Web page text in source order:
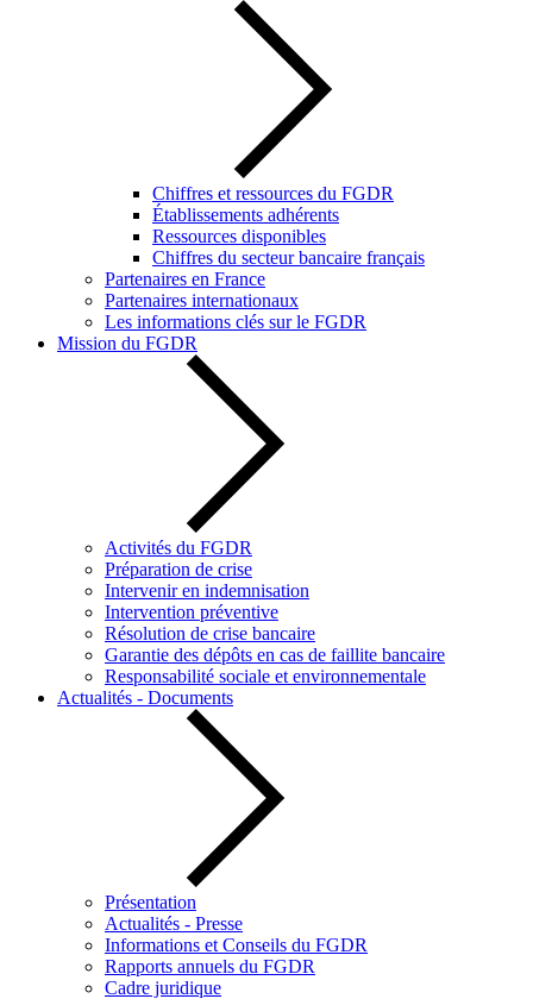
Chiffres et ressources du FGDR
Établissements adhérents
Ressources disponibles
Chiffres du secteur bancaire français
Partenaires en France
Partenaires internationaux
Les informations clés sur le FGDR
Mission du FGDR
Activités du FGDR
Préparation de crise
Intervenir en indemnisation
Intervention préventive
Résolution de crise bancaire
Garantie des dépôts en cas de faillite bancaire
Responsabilité sociale et environnementale
Actualités - Documents
Présentation
Actualités - Presse
Informations et Conseils du FGDR
Rapports annuels du FGDR
Cadre juridique